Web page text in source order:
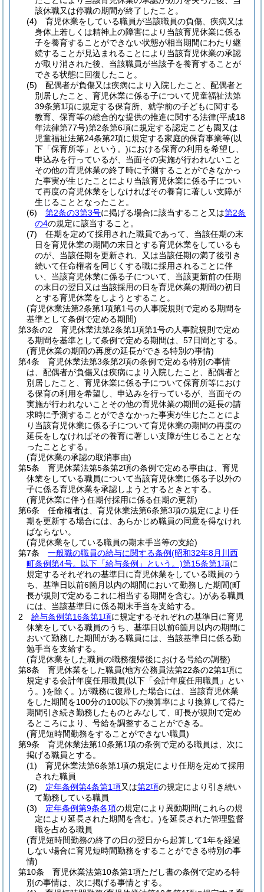
該休職又は停職の期間が終了したこと。
(4)
育児休業をしている職員が当該職員の負傷、疾病又は
身体上若しくは精神上の障害により当該育児休業に係る
子を養育することができない状態が相当期間にわたり継
続することが見込まれることにより当該育児休業の承認
が取り消された後、当該職員が当該子を養育することが
できる状態に回復したこと。
(5)
配偶者が負傷又は疾病により入院したこと、配偶者と
別居したこと、育児休業に係る子について児童福祉法第
39条第1項に規定する保育所、就学前の子どもに関する
教育、保育等の総合的な提供の推進に関する法律(平成18
年法律第77号)第2条第6項に規定する認定こども園又は
児童福祉法第24条第2項に規定する家庭的保育事業等(以
下「保育所等」という。)における保育の利用を希望し、
申込みを行っているが、当面その実施が行われないこと
その他の育児休業の終了時に予測することができなかっ
た事実が生じたことにより当該育児休業に係る子につい
て再度の育児休業をしなければその養育に著しい支障が
生じることとなったこと。
(6)
第2条の3第3号に掲げる場合に該当すること又は第2条
の4の規定に該当すること。
(7)
任期を定めて採用された職員であって、当該任期の末
日を育児休業の期間の末日とする育児休業をしているも
のが、当該任期を更新され、又は当該任期の満了後引き
続いて任命権者を同じくする職に採用されることに伴
い、当該育児休業に係る子について、当該更新前の任期
の末日の翌日又は当該採用の日を育児休業の期間の初日
とする育児休業をしようとすること。
(育児休業法第2条第1項第1号の人事院規則で定める期間を
基準として条例で定める期間)
第3条の2
育児休業法第2条第1項第1号の人事院規則で定め
る期間を基準として条例で定める期間は、57日間とする。
(育児休業の期間の再度の延長ができる特別の事情)
第4条
育児休業法第3条第2項の条例で定める特別の事情
は、配偶者が負傷又は疾病により入院したこと、配偶者と
別居したこと、育児休業に係る子について保育所等におけ
る保育の利用を希望し、申込みを行っているが、当面その
実施が行われないことその他の育児休業の期間の延長の請
求時に予測することができなかった事実が生じたことによ
り当該育児休業に係る子について育児休業の期間の再度の
延長をしなければその養育に著しい支障が生じることとな
ったこととする。
(育児休業の承認の取消事由)
第5条
育児休業法第5条第2項の条例で定める事由は、育児
休業をしている職員について当該育児休業に係る子以外の
子に係る育児休業を承認しようとするときとする。
(育児休業に伴う任期付採用に係る任期の更新)
第6条
任命権者は、育児休業法第6条第3項の規定により任
期を更新する場合には、あらかじめ職員の同意を得なけれ
ばならない。
(育児休業をしている職員の期末手当等の支給)
第7条
一般職の職員の給与に関する条例(昭和32年8月川西
町条例第4号。以下「給与条例」という。)第15条第1項に
規定するそれぞれの基準日に育児休業をしている職員のう
ち、基準日以前6箇月以内の期間において勤務した期間(町
長が規則で定めるこれに相当する期間を含む。)がある職員
には、当該基準日に係る期末手当を支給する。
2
給与条例第16条第1項に規定するそれぞれの基準日に育児
休業をしている職員のうち、基準日以前6箇月以内の期間に
おいて勤務した期間がある職員には、当該基準日に係る勤
勉手当を支給する。
(育児休業をした職員の職務復帰後における号給の調整)
第8条
育児休業をした職員(地方公務員法第22条の2第1項に
規定する会計年度任用職員(以下「会計年度任用職員」とい
う。)を除く。)が職務に復帰した場合には、当該育児休業
をした期間を100分の100以下の換算率により換算して得た
期間引き続き勤務したものとみなして、町長が規則で定め
るところにより、号給を調整することができる。
(育児短時間勤務をすることができない職員)
第9条
育児休業法第10条第1項の条例で定める職員は、次に
掲げる職員とする。
(1)
育児休業法第6条第1項の規定により任期を定めて採用
された職員
(2)
定年条例第4条第1項又は第2項の規定により引き続い
て勤務している職員
(3)
定年条例第9条各項の規定により異動期間(これらの規
定により延長された期間を含む。)を延長された管理監督
職を占める職員
(育児短時間勤務の終了の日の翌日から起算して1年を経過
しない場合に育児短時間勤務をすることができる特別の事
情)
第10条
育児休業法第10条第1項ただし書の条例で定める特
別の事情は、次に掲げる事情とする。